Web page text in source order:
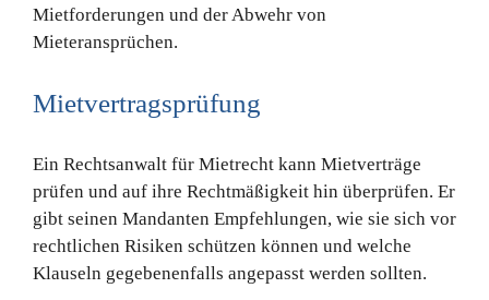
Mietforderungen und der Abwehr von
Mieteransprüchen.
Mietvertragsprüfung
Ein Rechtsanwalt für Mietrecht kann Mietverträge
prüfen und auf ihre Rechtmäßigkeit hin überprüfen. Er
gibt seinen Mandanten Empfehlungen, wie sie sich vor
rechtlichen Risiken schützen können und welche
Klauseln gegebenenfalls angepasst werden sollten.